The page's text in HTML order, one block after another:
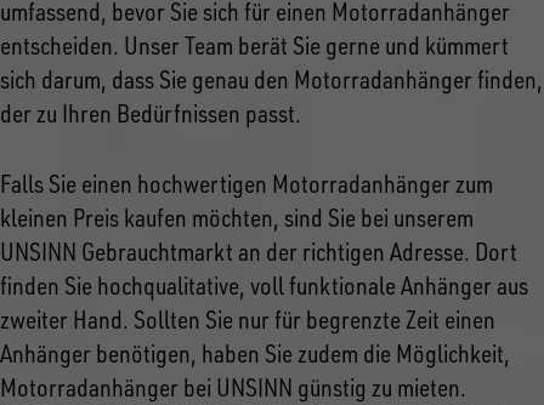
umfassend, bevor Sie sich für einen Motorradanhänger
entscheiden. Unser Team berät Sie gerne und kümmert
sich darum, dass Sie genau den Motorradanhänger finden,
der zu Ihren Bedürfnissen passt.
Falls Sie einen hochwertigen Motorradanhänger zum
kleinen Preis kaufen möchten, sind Sie bei unserem
UNSINN Gebrauchtmarkt an der richtigen Adresse. Dort
finden Sie hochqualitative, voll funktionale Anhänger aus
zweiter Hand. Sollten Sie nur für begrenzte Zeit einen
Anhänger benötigen, haben Sie zudem die Möglichkeit,
Motorradanhänger bei UNSINN günstig zu mieten.